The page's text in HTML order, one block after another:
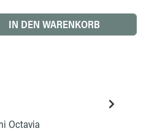
den gewünschten Wert
IN DEN WARENKORB
Octavia